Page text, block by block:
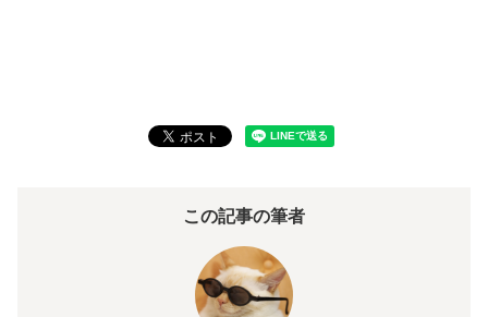
この記事の筆者